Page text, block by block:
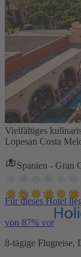
Vielfältiges
Lopesan Costa
Spanien - Gran
Für dieses Hotel
von 87% vor
8-tägige Flugreise,